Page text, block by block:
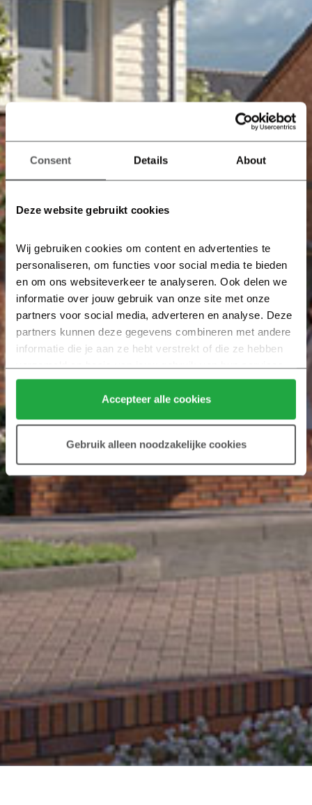
Consent Details About
Deze website gebruikt cookies
Wij gebruiken cookies om content en advertenties te
personaliseren, om functies voor social media te bieden
en om ons websiteverkeer te analyseren. Ook delen we
informatie over jouw gebruik van onze site met onze
partners voor social media, adverteren en analyse. Deze
partners kunnen deze gegevens combineren met andere
informatie die je aan ze hebt verstrekt of die ze hebben
verzameld op basis van jouw gebruik van hun services.
Klik hier voor meer informatie over ons cookiebeleid.
Accepteer alle cookies
Gebruik alleen noodzakelijke cookies